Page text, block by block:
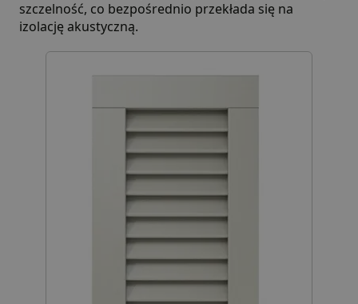
szczelność, co bezpośrednio przekłada się na
izolację akustyczną.